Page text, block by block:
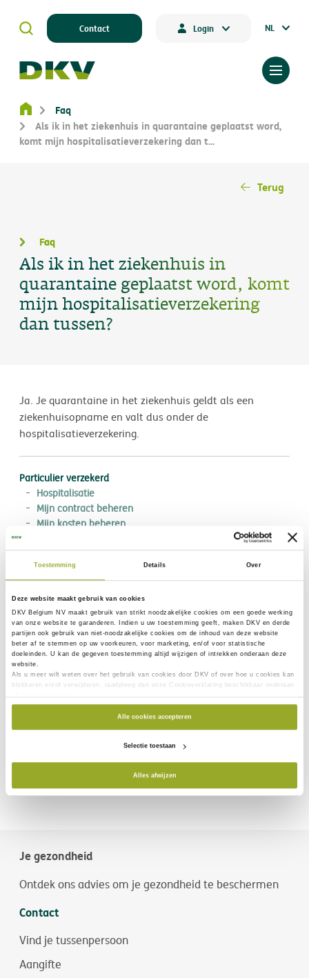
Toestemming Details Over
Deze website maakt gebruik van cookies
DKV Belgium NV maakt gebruik van strikt noodzakelijke cookies om een goede werking
van onze website te garanderen. Indien u uw toestemming geeft, maken DKV en derde
partijen ook gebruik van niet-noodzakelijke cookies om de inhoud van deze website
beter af te stemmen op uw voorkeuren, voor marketing, en/of voor statistische
doeleinden. U kan de gegeven toestemming altijd wijzigen of intrekken onderaan deze
website.
Als u meer wilt weten over het gebruik van cookies door DKV of over hoe u cookies kan
blokkeren en/of verwijderen, raadpleeg dan onze Cookieverklaring beschikbaar onderaan
Alle cookies accepteren
Selectie toestaan
Alles afwijzen
Contact Login NL
Faq
Als ik in het ziekenhuis in
quarantaine geplaatst word, komt
mijn hospitalisatieverzekering
dan tussen?
Terug
Faq
Als ik in het ziekenhuis in quarantaine geplaatst word,
komt mijn hospitalisatieverzekering dan t...
Ja. Je quarantaine in het ziekenhuis geldt als een
ziekenhuisopname en valt dus onder de
hospitalisatieverzekering.
Particulier verzekerd
Hospitalisatie
Mijn contract beheren
Mijn kosten beheren
Je gezondheid
Ontdek ons advies om je gezondheid te beschermen
Contact
Vind je tussenpersoon
Aangifte